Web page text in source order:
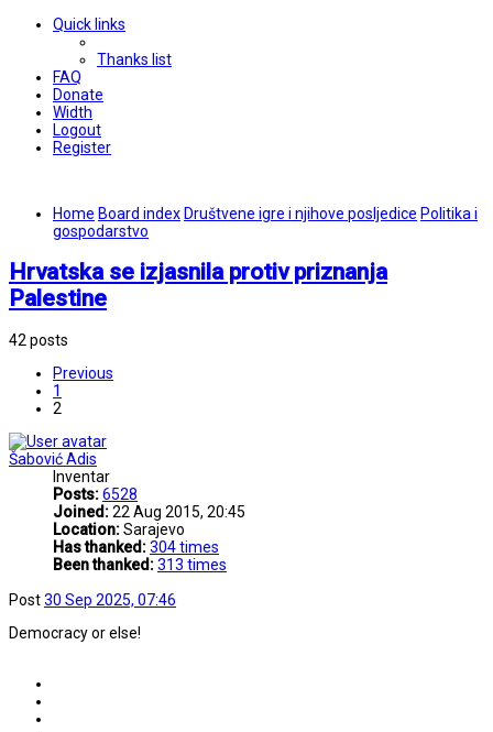
Quick links
Thanks list
FAQ
Donate
Width
Logout
Register
Home Board index Društvene igre i njihove posljedice Politika i
gospodarstvo
Hrvatska se izjasnila protiv priznanja
Palestine
42 posts
Previous
1
2
Šabović Adis
Inventar
Posts:6528
Joined:22 Aug 2015, 20:45
Location:Sarajevo
Has thanked:304 times
Been thanked:313 times
Post30 Sep 2025, 07:46
Democracy or else!